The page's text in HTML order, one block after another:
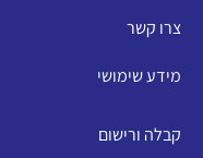
צרו קשר
מידע שימושי
קבלה ורישום